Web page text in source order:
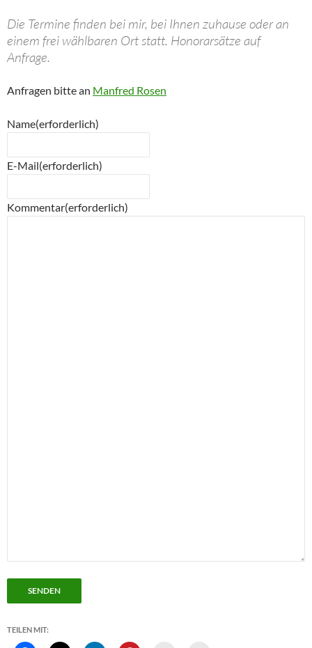
Die Termine finden bei mir, bei Ihnen zuhause oder an
einem frei wählbaren Ort statt. Honorarsätze auf
Anfrage.
Anfragen bitte an Manfred Rosen
Name(erforderlich)
E-Mail(erforderlich)
Kommentar(erforderlich)
SENDEN
TEILEN MIT: